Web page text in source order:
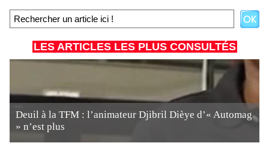
LES ARTICLES LES PLUS CONSULTÉS
Deuil à la TFM : l’animateur Djibril Dièye d’« Automag
» n’est plus